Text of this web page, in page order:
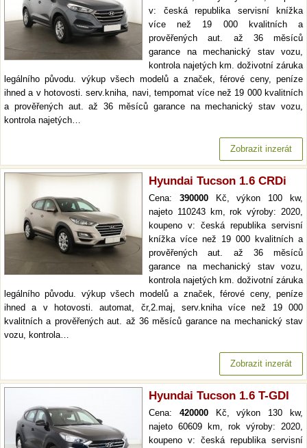
v: česká republika servisní knížka
více než 19 000 kvalitních a
prověřených aut. až 36 měsíců
garance na mechanický stav vozu,
kontrola najetých km. doživotní záruka
legálního původu. výkup všech modelů a značek, férové ceny, peníze
ihned a v hotovosti. serv.kniha, navi, tempomat více než 19 000 kvalitních
a prověřených aut. až 36 měsíců garance na mechanický stav vozu,
kontrola najetých…
Zobrazit inzerát
Hyundai Tucson 1.6 CRDi
Cena: 390000Kč, výkon 100 kw,
najeto 110243 km, rok výroby: 2020,
koupeno v: česká republika servisní
knížka více než 19 000 kvalitních a
prověřených aut. až 36 měsíců
garance na mechanický stav vozu,
kontrola najetých km. doživotní záruka
legálního původu. výkup všech modelů a značek, férové ceny, peníze
ihned a v hotovosti. automat, čr,2.maj, serv.kniha více než 19 000
kvalitních a prověřených aut. až 36 měsíců garance na mechanický stav
vozu, kontrola…
Zobrazit inzerát
Hyundai Tucson 1.6 T-GDI
Cena: 420000Kč, výkon 130 kw,
najeto 60609 km, rok výroby: 2020,
koupeno v: česká republika servisní